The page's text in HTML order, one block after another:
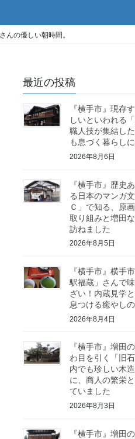
んの優しい朝時間。
最近の投稿
『横手市』現存
しいといわれる
職人技が集結し
も息づく暮らし
2026年8月6日
『横手市』歴史
る日本のマンガ
Ｃ」で知る、原
取り組みと増田
訪ねました
2026年8月5日
『横手市』横手
駅福蔵」さんで
ざい！内蔵見学
息つける癒やし
2026年8月4日
『横手市』増田
わ目を引く「旧
内でも珍しい木
に、商人の繁栄
ていました
2026年8月3日
『横手市』増田